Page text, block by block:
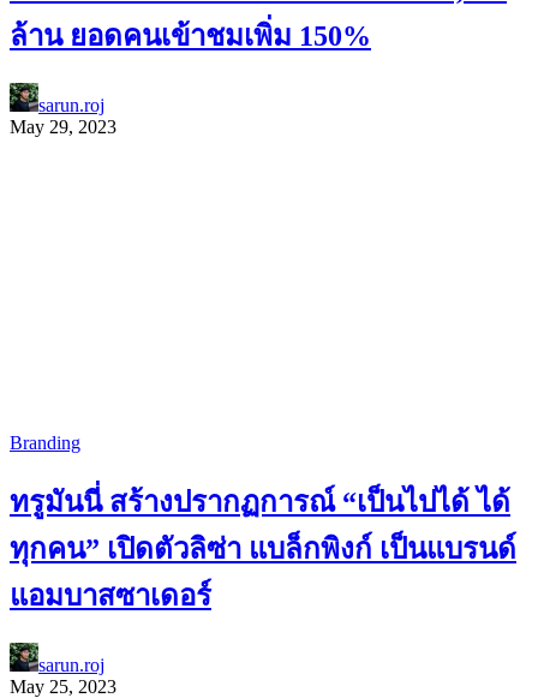
ล้าน ยอดคนเข้าชมเพิ่ม 150%
sarun.roj
May 29, 2023
Branding
ทรูมันนี่ สร้างปรากฏการณ์ “เป็นไปได้ ได้
ทุกคน” เปิดตัวลิซ่า แบล็กพิงก์ เป็นแบรนด์
แอมบาสซาเดอร์
sarun.roj
May 25, 2023